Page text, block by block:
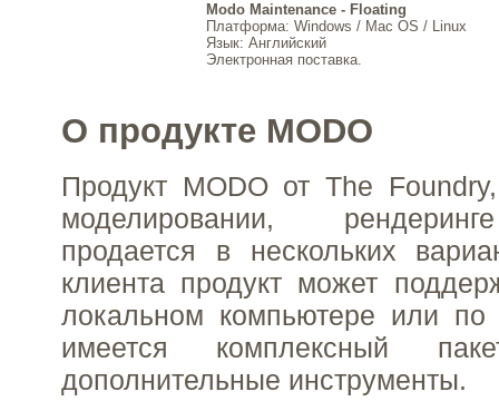
Modo Maintenance - Floating
Платформа: Windows / Mac OS / Linux
Язык: Английский
Электронная поставка.
О продукте MODO
Продукт MODO от The
моделировании,
продается в нескольких
клиента продукт может
локальном компьютере или
имеется комплексный
дополнительные инструменты.